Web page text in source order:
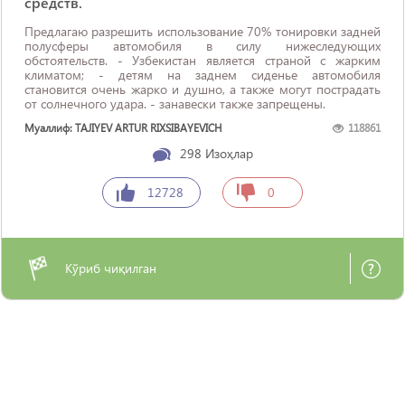
Предлагаю разрешить использование 70% тонировки задней
полусферы автомобиля в силу нижеследующих
обстоятельств. - Узбекистан является страной с жарким
климатом; - детям на заднем сиденье автомобиля
становится очень жарко и душно, а также могут пострадать
от солнечного удара. - занавески также запрещены.
Муаллиф: TAJIYEV ARTUR RIXSIBAYEVICH 118861
298 Изоҳлар
12728 0
Кўриб чиқилган